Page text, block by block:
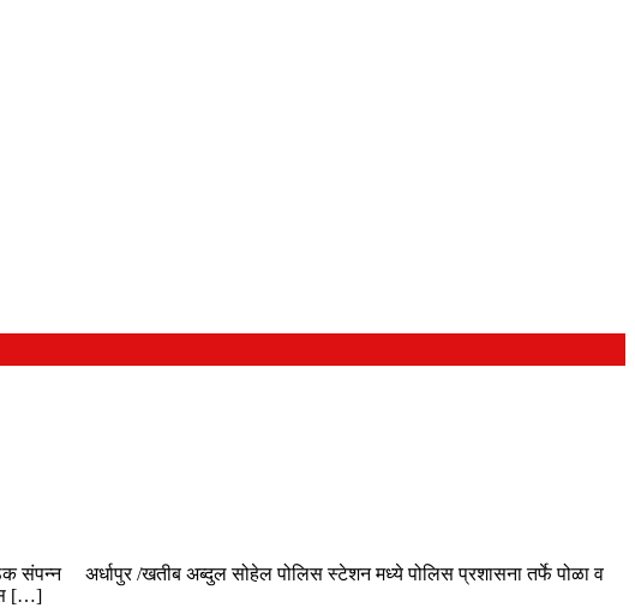
संपन्न अर्धापुर /खतीब अब्दुल सोहेल पोलिस स्टेशन मध्ये पोलिस प्रशासना तर्फे पोळा व
[…]